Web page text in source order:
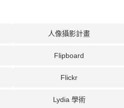
人像攝影計畫
Flipboard
Flickr
Lydia 學術